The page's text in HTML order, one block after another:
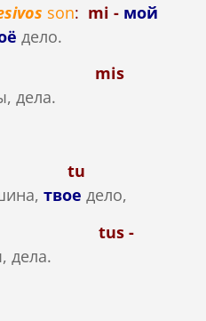
son: mi - мой
дело.
mis
дела.
tu
твое дело,
tus -
дела.